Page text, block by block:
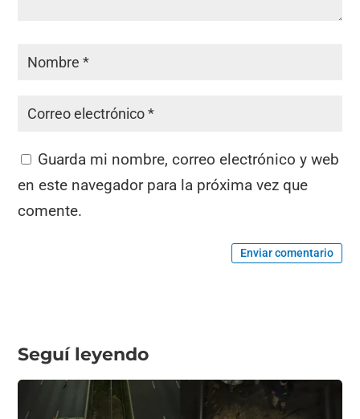
Guarda mi nombre, correo electrónico y web
en este navegador para la próxima vez que
comente.
Enviar comentario
Seguí leyendo